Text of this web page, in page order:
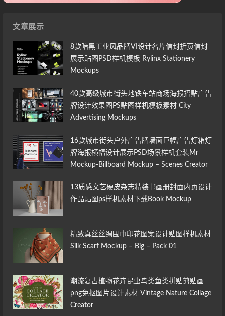
文章展示
8款暗黑工业风品牌VI设计名片信封折页信封
展示贴图PSD样机模板 Rylinx Stationery
Mockups
40款高级城市街头地铁车站商场海报招贴广告
牌设计效果图PS贴图样机模板素材 City
Advertising Mockups
16款城市街头户外广告牌墙面巨幅广告灯箱灯
牌海报横幅设计展示PSD场景样机套装Mr
Mockup-Billboard Mockup – Scenes Creator
13质感文艺硬皮杂志精装书画册封面内页设计
作品贴图ps样机素材下载Book Mockup
精致真丝丝绸围巾印花图案设计贴图样机素材
Silk Scarf Mockup – Big – Pack 01
潮流复古植物花卉昆虫鸟类鱼类拼贴剪贴画
png免抠图片设计素材 Vintage Nature Collage
Creator